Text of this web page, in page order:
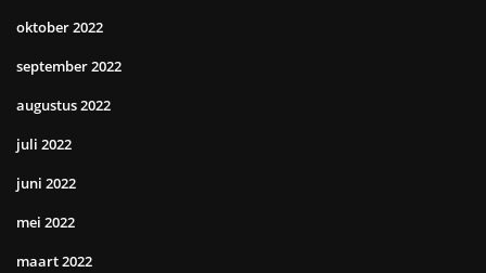
oktober 2022
september 2022
augustus 2022
juli 2022
juni 2022
mei 2022
maart 2022